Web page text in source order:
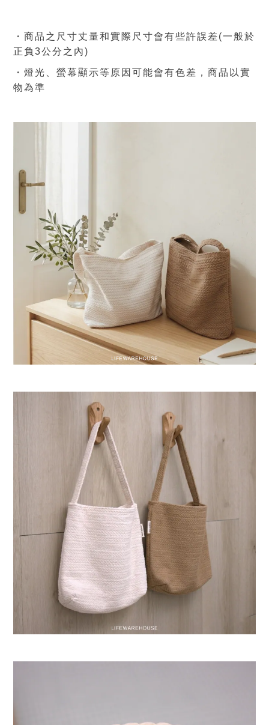
・商品之尺寸丈量和實際尺寸會有些許誤差(一般於
正負3公分之內)
・燈光、螢幕顯示等原因可能會有色差，商品 以實
物為準